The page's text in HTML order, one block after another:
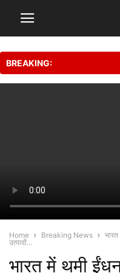
BREAKING:
Home Breaking News
उत्पादों...
भारत में थमी